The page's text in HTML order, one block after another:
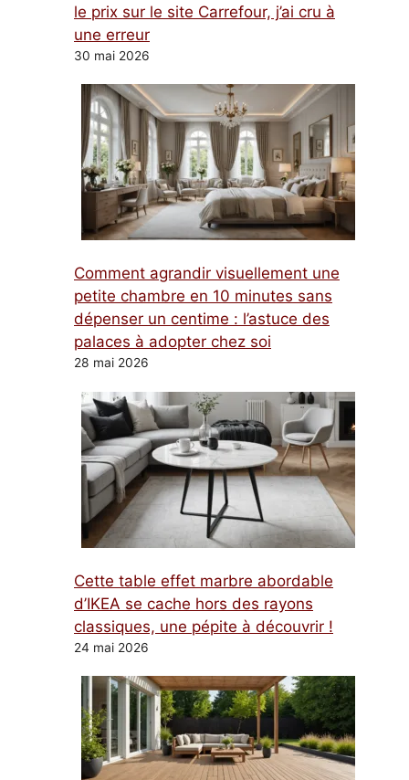
le prix sur le site Carrefour, j’ai cru à
une erreur
30 mai 2026
Comment agrandir visuellement une
petite chambre en 10 minutes sans
dépenser un centime : l’astuce des
palaces à adopter chez soi
28 mai 2026
Cette table effet marbre abordable
d’IKEA se cache hors des rayons
classiques, une pépite à découvrir !
24 mai 2026